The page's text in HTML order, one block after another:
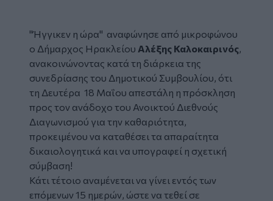
"Ήγγικεν η ώρα" αναφώνησε από μικροφώνου
ο Δήμαρχος Ηρακλείου Αλέξης Καλοκαιρινός,
ανακοινώνοντας κατά τη διάρκεια της
συνεδρίασης του Δημοτικού Συμβουλίου, ότι
τη Δευτέρα 18 Μαΐου απεστάλη η πρόσκληση
προς τον ανάδοχο του Ανοικτού Διεθνούς
Διαγωνισμού για την καθαριότητα,
προκειμένου να καταθέσει τα απαραίτητα
δικαιολογητικά και να υπογραφεί η σχετική
σύμβαση!
Κάτι τέτοιο αναμένεται να γίνει εντός των
επόμενων 15 ημερών, ώστε να τεθεί σε